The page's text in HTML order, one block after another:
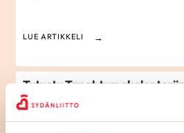
LUE ARTIKKELI
Tutustu Tapahtumakalenteriin